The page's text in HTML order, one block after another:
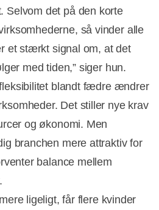
Annonce
Selvom det på den korte
så vinder alle
et stærkt signal om, at det
med tiden,” siger hun.
blandt fædre ændrer
Det stiller nye krav
og økonomi. Men
branchen mere attraktiv for
balance mellem
ligeligt, får flere kvinder